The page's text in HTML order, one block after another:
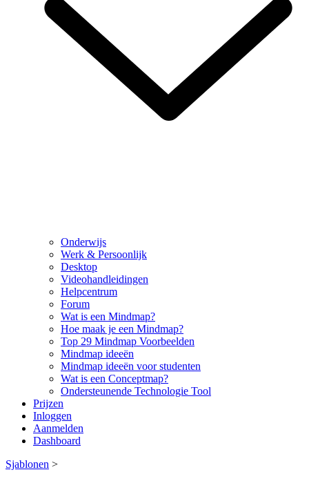
Onderwijs
Werk & Persoonlijk
Desktop
Videohandleidingen
Helpcentrum
Forum
Wat is een Mindmap?
Hoe maak je een Mindmap?
Top 29 Mindmap Voorbeelden
Mindmap ideeën
Mindmap ideeën voor studenten
Wat is een Conceptmap?
Ondersteunende Technologie Tool
Prijzen
Inloggen
Aanmelden
Dashboard
Sjablonen >